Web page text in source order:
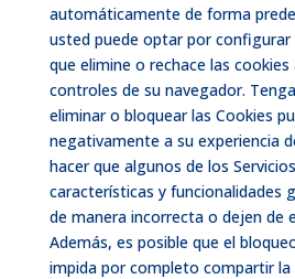
automáticamente de forma
usted puede optar por configurar
que elimine o rechace las
controles de su navegador.
eliminar o bloquear las Cookies
negativamente a su experiencia
hacer que algunos de los
características y funcionalidades
de manera incorrecta o dejen de
Además, es posible que el
impida por completo compartir